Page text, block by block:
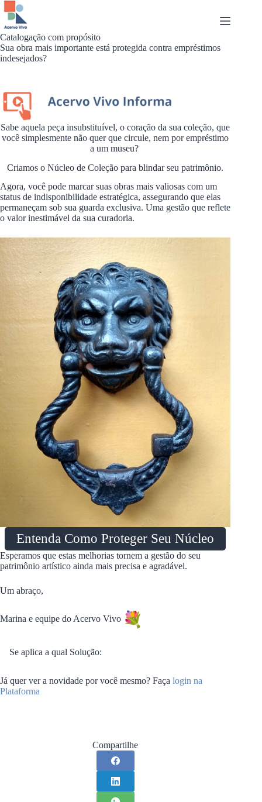
Pular
para
conteúdo
Catalogação com propósito
Sua obra mais importante está protegida contra empréstimos
indesejados?
Sabe aquela peça insubstituível, o coração da sua coleção, que
você simplesmente não quer que circule, nem por empréstimo
a um museu?
Criamos o Núcleo de Coleção para blindar seu patrimônio.
Agora, você pode marcar suas obras mais valiosas com um
status de indisponibilidade estratégica, assegurando que elas
permaneçam sob sua guarda exclusiva. Uma gestão que reflete
o valor inestimável da sua curadoria.
Entenda Como Proteger Seu Núcleo
Esperamos que estas melhorias tornem a gestão do seu
patrimônio artístico ainda mais precisa e agradável.
Um abraço,
Marina e equipe do Acervo Vivo
Se aplica a qual Solução:
Já quer ver a novidade por você mesmo? Faça login na
Plataforma
Compartilhe